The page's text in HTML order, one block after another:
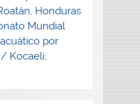
Honduras
Mundial
por
Kocaeli,